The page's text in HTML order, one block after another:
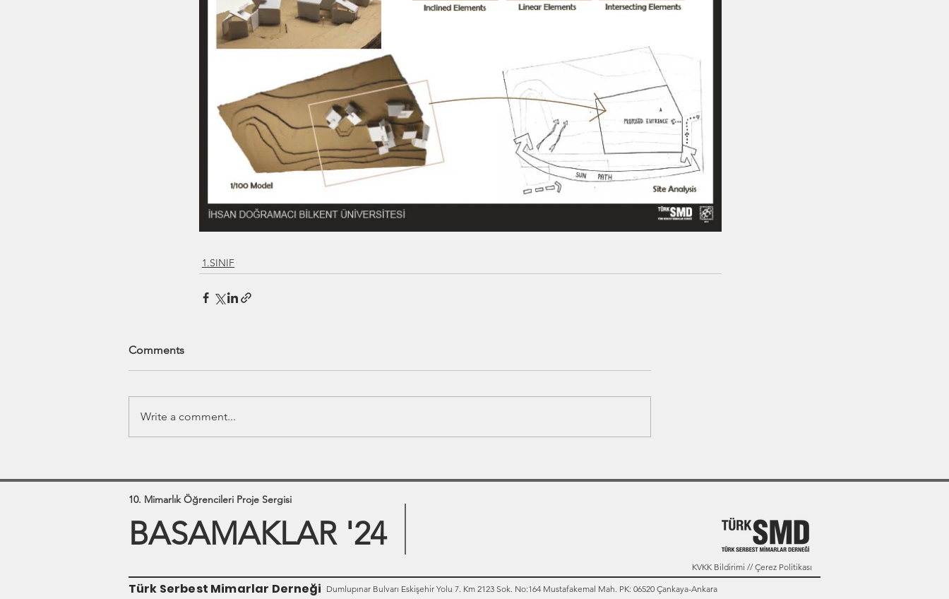
1.SINIF
Comments
Write a comment...
10. Mimarlık Öğrencileri Proje Sergisi
BASAMAKLAR '24
KVKK Bildirimi // Çerez Politikası
Türk Serbest Mimarlar Derneği Dumlupınar Bulvarı Eskişehir Yolu 7. Km 2123 Sok. No:164 Mustafakemal Mah. PK: 06520 Çankaya-Ankara